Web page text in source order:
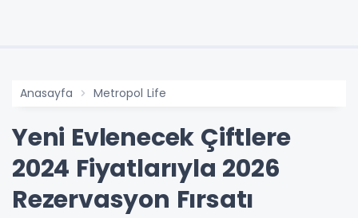
Anasayfa Metropol Life
Yeni Evlenecek Çiftlere
2024 Fiyatlarıyla 2026
Rezervasyon Fırsatı